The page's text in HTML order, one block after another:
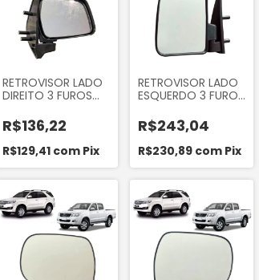
RETROVISOR LADO
DIREITO 3 FUROS
2008 A 2013
R$136,22
R$129,41 com Pix
RETROVISOR LADO
ESQUERDO 3 FUROS
2008 A 2013
R$243,04
R$230,89 com Pix